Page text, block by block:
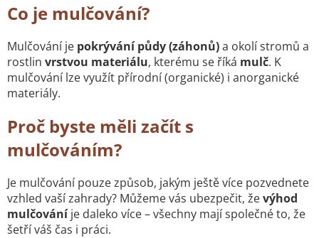
Co je mulčování?
Mulčování je pokrývání půdy (záhonů)a okolí stromů a
rostlin vrstvou materiálu, kterému se říká mulč. K
mulčování lze využít přírodní (organické) i anorganické
materiály.
Proč byste měli začít s
mulčováním?
Je mulčování pouze způsob, jakým ještě více pozvednete
vzhled vaší zahrady? Můžeme vás ubezpečit, ževýhod
mulčováníje daleko více – všechny mají společné to, že
šetří váš čas i práci.